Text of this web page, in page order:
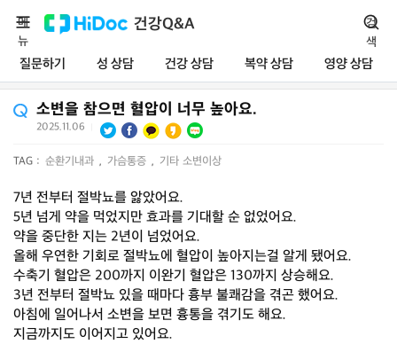
건강Q&A
질문하기 성 상담 건강 상담 복약 상담 영양 상담
메
뉴
검
색
소변을 참으면 혈압이 너무 높아요.
2025.11.06
TAG : 순환기내과 , 가슴통증 , 기타 소변이상
7년 전부터 절박뇨를 앓았어요.
5년 넘게 약을 먹었지만 효과를 기대할 순 없었어요.
약을 중단한 지는 2년이 넘었어요.
올해 우연한 기회로 절박뇨에 혈압이 높아지는걸 알게 됐어요.
수축기 혈압은 200까지 이완기 혈압은 130까지 상승해요.
3년 전부터 절박뇨 있을 때마다 흉부 불쾌감을 겪곤 했어요.
아침에 일어나서 소변을 보면 흉통을 겪기도 해요.
지금까지도 이어지고 있어요.